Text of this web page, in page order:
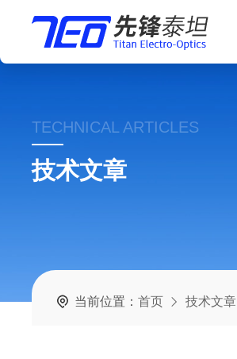
TECHNICAL ARTICLES
技术文章
当前位置：首页 技术文章